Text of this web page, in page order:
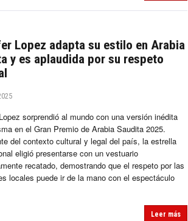
Lopez adapta su estilo en Arabia
y es aplaudida por su respeto
sorprendió al mundo con una versión inédita
en el Gran Premio de Arabia Saudita 2025.
del contexto cultural y legal del país, la estrella
eligió presentarse con un vestuario
recatado, demostrando que el respeto por las
locales puede ir de la mano con el espectáculo
Leer más